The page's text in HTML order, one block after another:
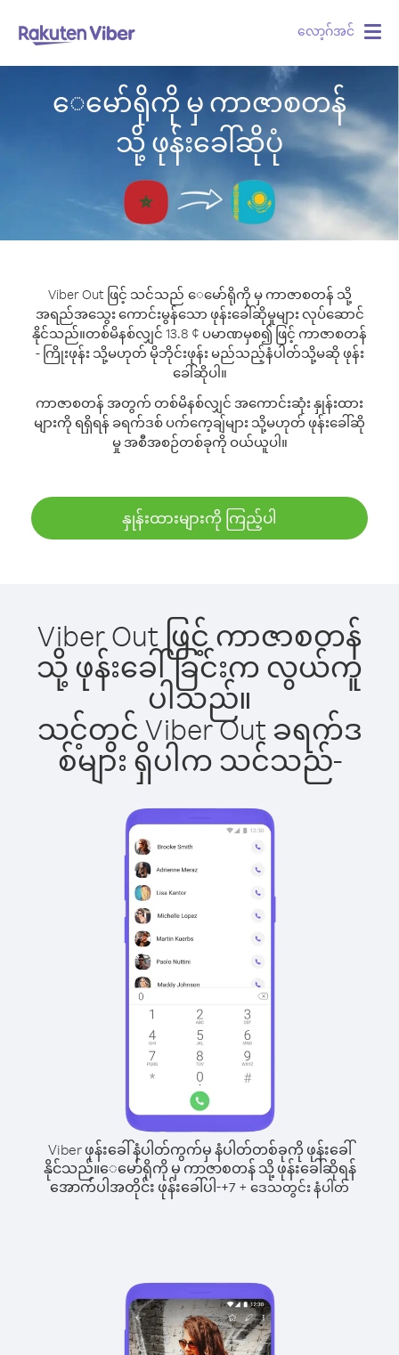
လော့ဂ်အင်
ေမော်ရိုကို မှ ကာဇာစတန်
သို့ ဖုန်းခေါ်ဆိုပုံ
Viber Out ဖြင့် သင်သည် ေမော်ရိုကို မှ ကာဇာစတန် သို့
အရည်အသွေး ကောင်းမွန်သော ဖုန်းခေါ်ဆိုမှုများ လုပ်ဆောင်
နိုင်သည်။တစ်မိနစ်လျှင် 13.8 ¢ ပမာဏမှစ၍ ဖြင့် ကာဇာစတန်
- ကြိုးဖုန်း သို့မဟုတ် မိုဘိုင်းဖုန်း မည်သည့်နံပါတ်သို့မဆို ဖုန်း
ခေါ်ဆိုပါ။
ကာဇာစတန် အတွက် တစ်မိနစ်လျှင် အကောင်းဆုံး နှုန်းထား
များကို ရရှိရန် ခရက်ဒစ် ပက်ကေ့ချ်များ သို့မဟုတ် ဖုန်းခေါ်ဆို
မှု အစီအစဉ်တစ်ခုကို ဝယ်ယူပါ။
နှုန်းထားများကို ကြည့်ပါ
Viber Out ဖြင့် ကာဇာစတန်
သို့ ဖုန်းခေါ်ခြင်းက လွယ်ကူ
ပါသည်။
သင့်တွင် Viber Out ခရက်ဒ
စ်များ ရှိပါက သင်သည်-
Viber ဖုန်းခေါ်နံပါတ်ကွက်မှ နံပါတ်တစ်ခုကို ဖုန်းခေါ်
နိုင်သည်။ေမော်ရိုကို မှ ကာဇာစတန် သို့ ဖုန်းခေါ်ဆိုရန်
အောက်ပါအတိုင်း ဖုန်းခေါ်ပါ-+7 + ဒေသတွင်း နံပါတ်